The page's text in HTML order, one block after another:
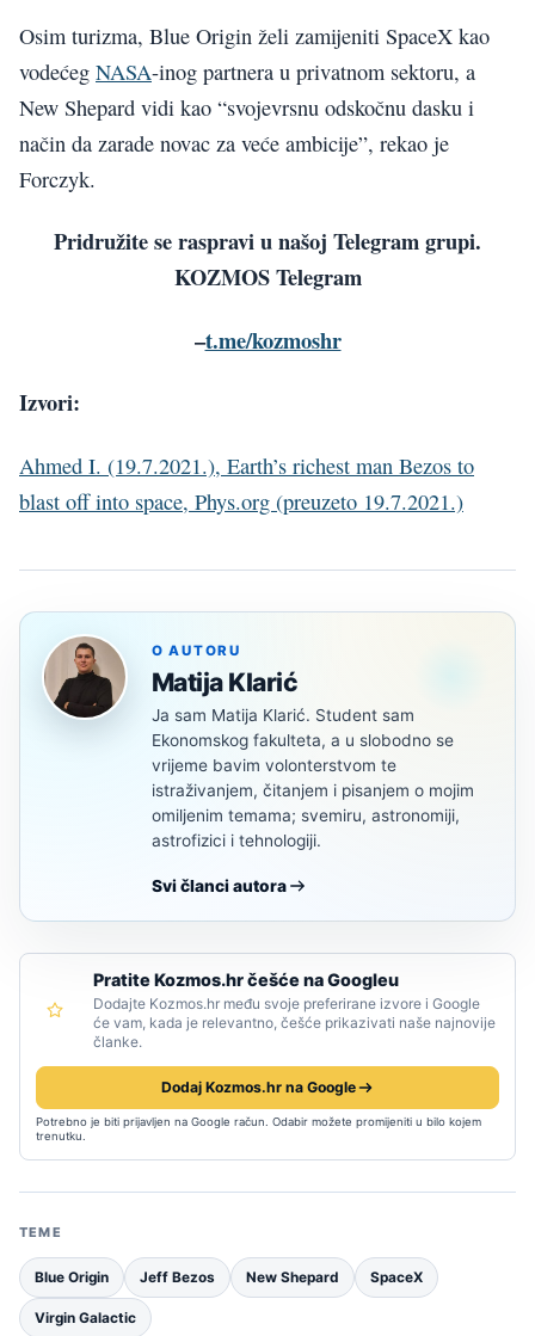
Osim turizma, Blue Origin želi zamijeniti SpaceX kao
vodećeg NASA-inog partnera u privatnom sektoru, a
New Shepard vidi kao “svojevrsnu odskočnu dasku i
način da zarade novac za veće ambicije”, rekao je
Forczyk.
Pridružite se raspravi u našoj Telegram grupi.
KOZMOS Telegram
–t.me/kozmoshr
Izvori:
Ahmed I. (19.7.2021.), Earth’s richest man Bezos to
blast off into space, Phys.org (preuzeto 19.7.2021.)
O AUTORU
Matija Klarić
Ja sam Matija Klarić. Student sam
Ekonomskog fakulteta, a u slobodno se
vrijeme bavim volonterstvom te
istraživanjem, čitanjem i pisanjem o mojim
omiljenim temama; svemiru, astronomiji,
astrofizici i tehnologiji.
Svi članci autora
Pratite Kozmos.hr češće na Googleu
Dodajte Kozmos.hr među svoje preferirane izvore i Google
će vam, kada je relevantno, češće prikazivati naše najnovije
članke.
Dodaj Kozmos.hr na Google
Potrebno je biti prijavljen na Google račun. Odabir možete promijeniti u bilo kojem
trenutku.
TEME
Blue Origin Jeff Bezos New Shepard SpaceX
Virgin Galactic